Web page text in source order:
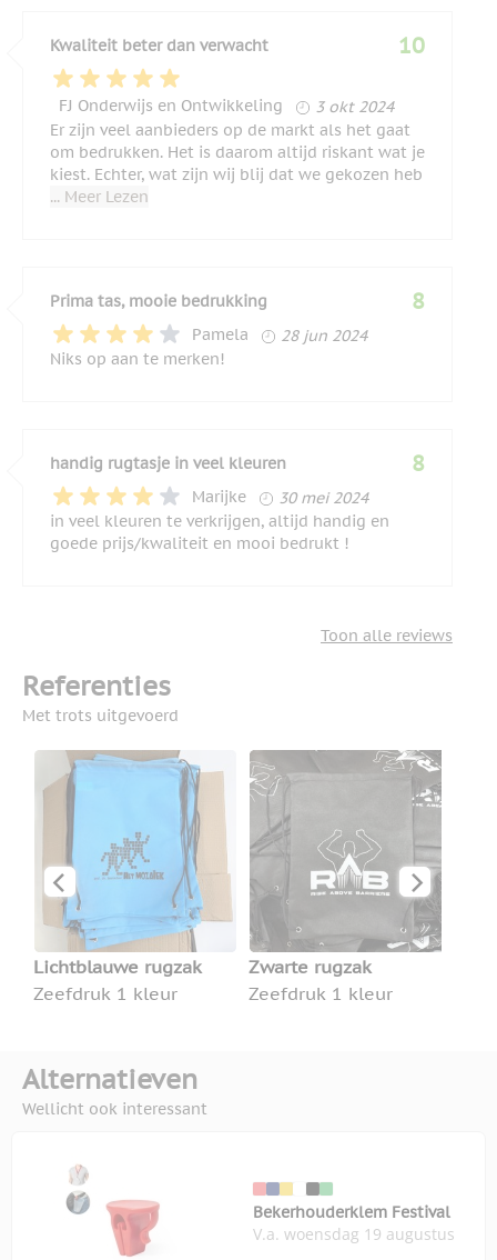
Kwaliteit beter dan verwacht
FJ Onderwijs en Ontwikkeling 3 oktober 2024
3 okt 2024
10
Er zijn veel aanbieders op de markt als het gaat
om bedrukken. Het is daarom altijd riskant wat je
kiest. Echter, wat zijn wij blij dat we gekozen heb
... Meer Lezen
Prima tas, mooie bedrukking
Pamela
28 juni 2024
28 jun 2024
8
Niks op aan te merken!
handig rugtasje in veel kleuren
Marijke
30 mei 2024
30 mei 2024
8
in veel kleuren te verkrijgen, altijd handig en
goede prijs/kwaliteit en mooi bedrukt !
Toon alle reviews
Referenties
Met trots uitgevoerd
Lichtblauwe rugzak
Zeefdruk 1 kleur
Zwarte rugzak
Zeefdruk 1 kleur
Alternatieven
Wellicht ook interessant
Bekerhouderklem Festival
V.a. woensdag 19 augustus